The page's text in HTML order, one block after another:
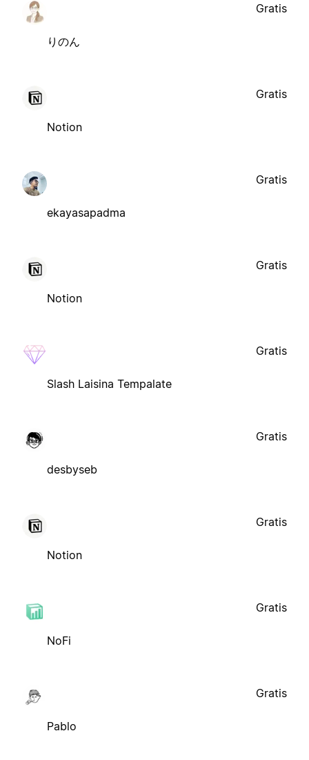
りのん
Gratis
Notion
Gratis
ekayasapadma
Gratis
Notion
Gratis
Slash Laisina Tempalate
Gratis
desbyseb
Gratis
Notion
Gratis
NoFi
Gratis
Pablo
Gratis